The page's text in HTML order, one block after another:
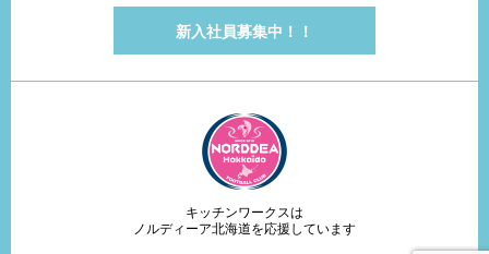
新入社員募集中！！
キッチンワークスは
ノルディーア北海道を応援しています